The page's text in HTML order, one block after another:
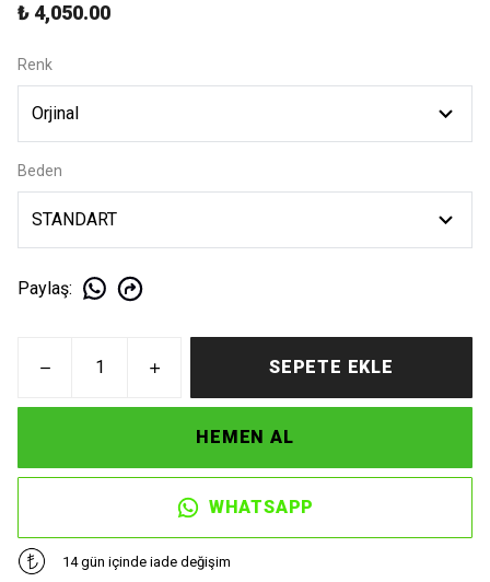
₺ 4,050.00
Renk
Beden
Paylaş:
SEPETE EKLE
HEMEN AL
WHATSAPP
14 gün içinde iade değişim